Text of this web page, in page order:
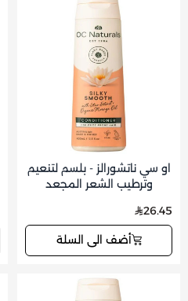
او سي ناتشورالز - بلسم لتنعيم
وترطيب الشعر المجعد
26.45
أضف الى السلة